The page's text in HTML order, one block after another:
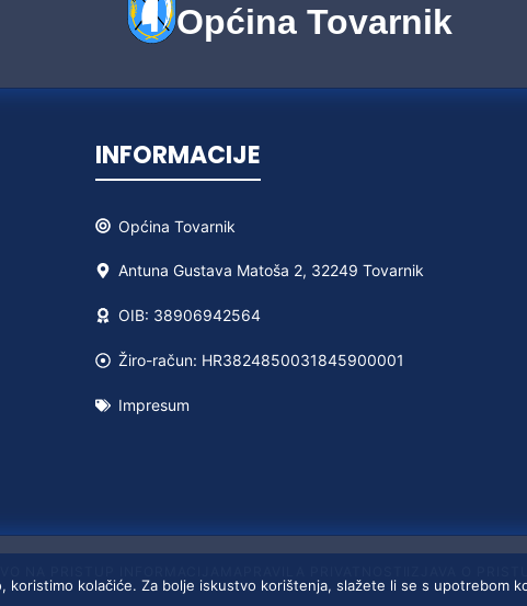
Općina Tovarnik
INFORMACIJE
OpćinaTovarnik
Antuna Gustava Matoša 2, 32249 Tovarnik
OIB: 38906942564
Žiro-račun: HR3824850031845900001
Impresum
IZJAVA O
koristimo kolačiće. Za bolje iskustvo korištenja, slažete li se s upotrebom